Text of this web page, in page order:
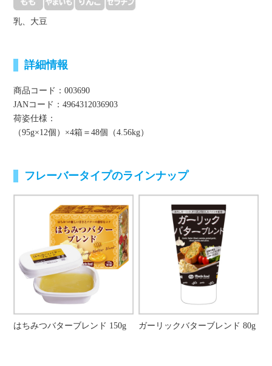
乳、大豆
詳細情報
商品コード：003690
JANコード：4964312036903
荷姿仕様：
（95g×12個）×4箱＝48個（4.56kg）
フレーバータイプのラインナップ
はちみつバターブレンド 150g ガーリックバターブレンド 80g